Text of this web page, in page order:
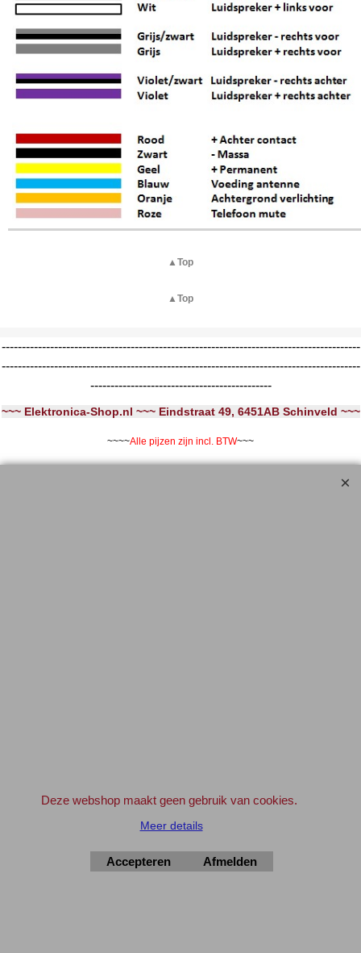
▲Top
▲Top
-----------------------------------------------------------------------------------------
-----------------------------------------------------------------------------------------
---------------------------------------------
~~~ Elektronica-Shop.nl ~~~ Eindstraat 49, 6451AB Schinveld ~~~
~~~~Alle pijzen zijn incl. BTW~~~
Bedrijven en Instellingen kunnen indien gewenst ook op rekening bestellen.
Geef svp even een e-mail vooraf.
Zet bij 'Opmerkingen' (tijdens het invullen van de adres gegevens) 'OP
Deze webshop maakt geen gebruik van cookies.
Meer details
Accepteren Afmelden